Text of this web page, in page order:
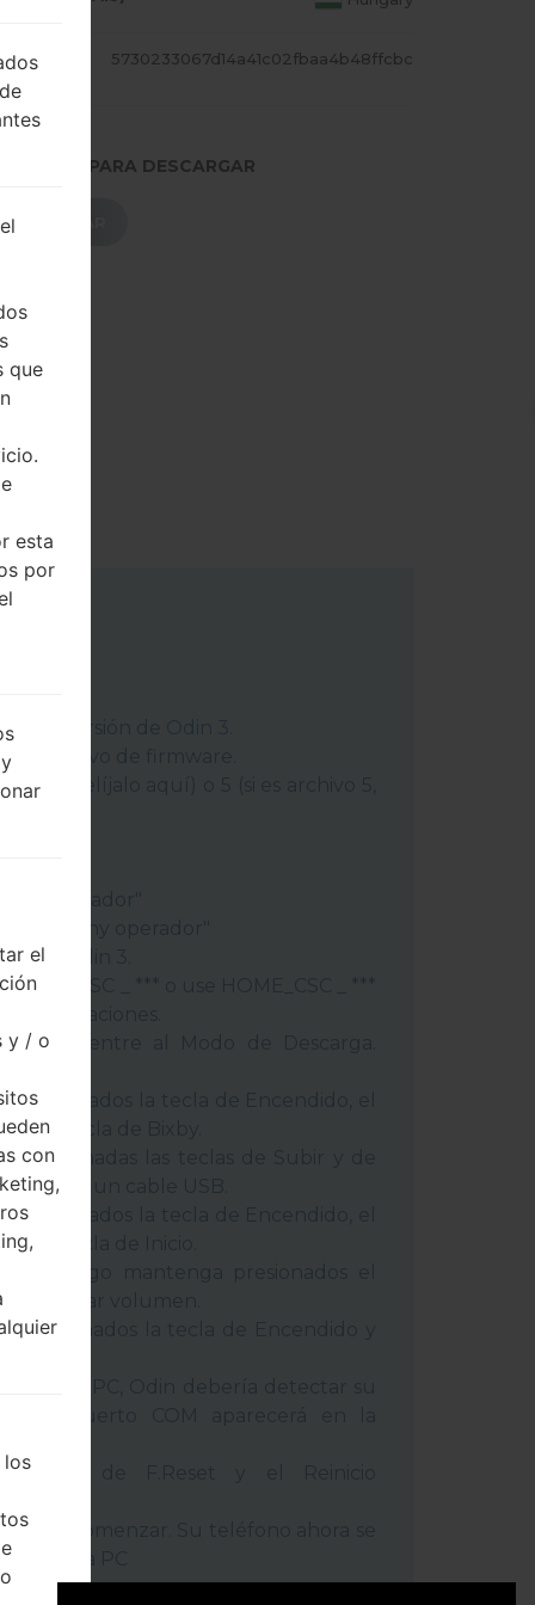
5730233067d14a41c02fbaa4b48ffcbc
PARA DESCARGAR
DESCARGAR
versión de
el archivo de firmware.
1, elíjalo aquí) o 5 (si es archivo 5,
y operador"
a Odin 3.
use CSC _ *** o use HOME_CSC _ ***
y entre al Modo de Descarga.
presionados la tecla de Encendido, el
y la tecla de Bixby.
presionadas las teclas de Subir y de
un cable USB.
presionados la tecla de Encendido, el
y la tecla de Inicio.
luego mantenga presionados el
de Bajar volumen.
presionados la tecla de Encendido y
de F.Reset y el Reinicio
tecla Comenzar. Su teléfono ahora se
de la PC
que
esta
por
el
y / o
con
los